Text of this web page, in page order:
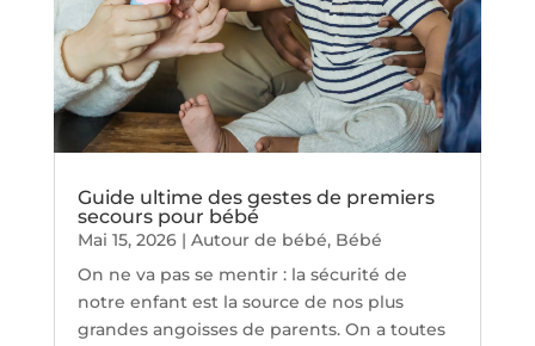
Guide ultime des gestes de premiers
secours pour bébé
Mai 15, 2026| Autour de bébé, Bébé
On ne va pas se mentir : la sécurité de
notre enfant est la source de nos plus
grandes angoisses de parents. On a toutes